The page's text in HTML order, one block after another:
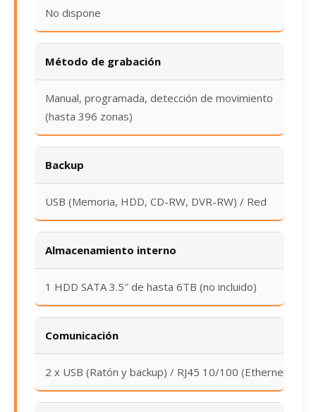
No dispone
Método de grabación
Manual, programada, detección de movimiento
(hasta 396 zonas)
Backup
USB (Memoria, HDD, CD-RW, DVR-RW) / Red
Almacenamiento interno
1 HDD SATA 3.5″ de hasta 6TB (no incluido)
Comunicación
2 x USB (Ratón y backup) / RJ45 10/100 (Ethernet)